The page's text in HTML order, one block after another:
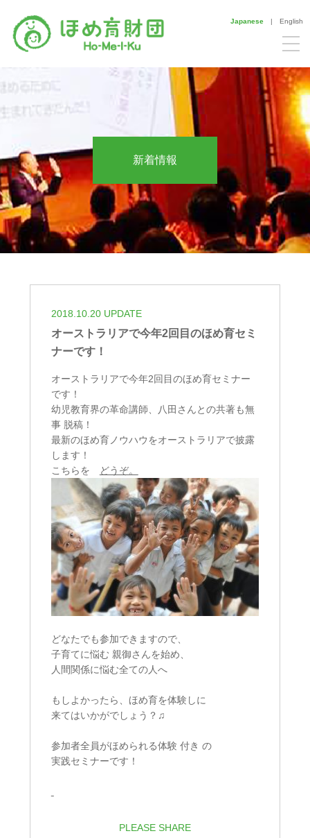
Japanese | English
新着情報
2018.10.20 UPDATE
オーストラリアで今年2回目のほめ育セミ
ナーです！
オーストラリアで今年2回目のほめ育セミナー
です！
幼児教育界の革命講師、八田さんとの共著も無
事 脱稿！
最新のほめ育ノウハウをオーストラリアで披露
します！
こちらを
どうぞ。
どなたでも参加できますので、
子育てに悩む 親御さんを始め、
人間関係に悩む全ての人へ
もしよかったら、ほめ育を体験しに
来てはいかがでしょう？♫
参加者全員がほめられる体験 付き の
実践セミナーです！
PLEASE SHARE